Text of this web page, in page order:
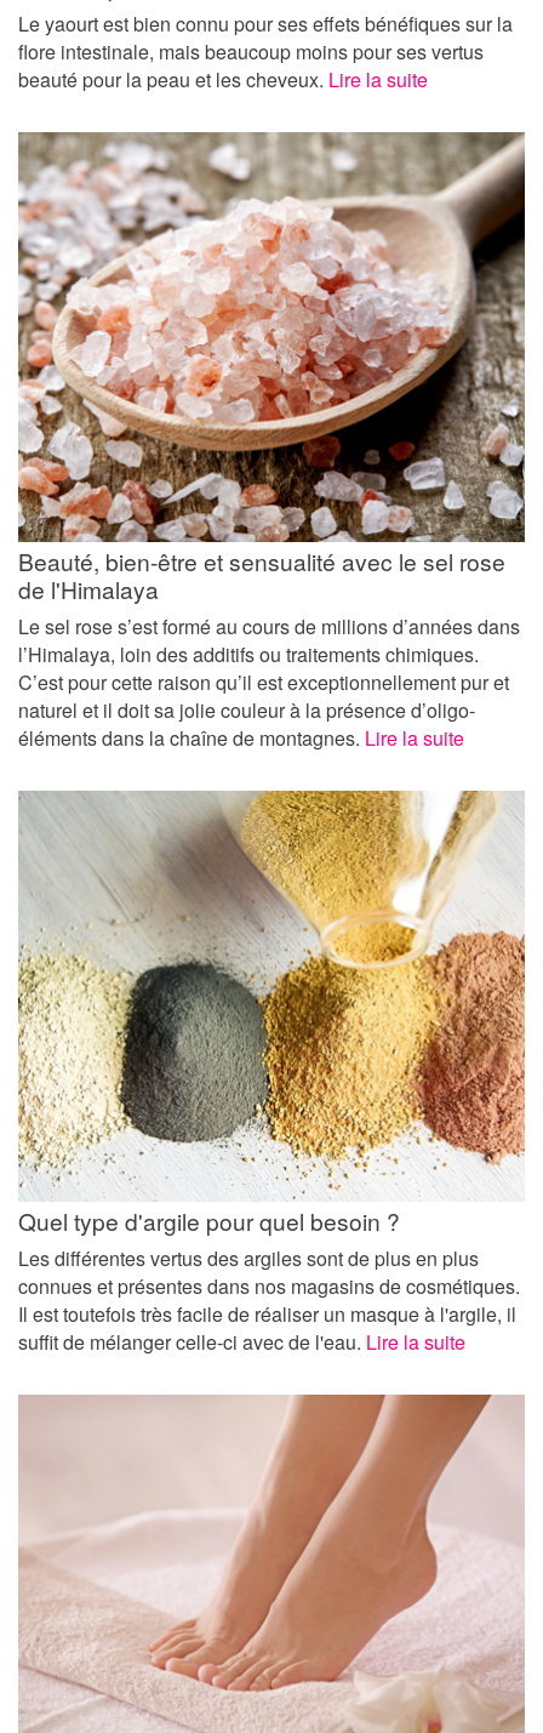
Le yaourt est bien connu pour ses effets bénéfiques sur la
flore intestinale, mais beaucoup moins pour ses vertus
beauté pour la peau et les cheveux. Lire la suite
Beauté, bien-être et sensualité avec le sel rose
de l'Himalaya
Le sel rose s’est formé au cours de millions d’années dans
l’Himalaya, loin des additifs ou traitements chimiques.
C’est pour cette raison qu’il est exceptionnellement pur et
naturel et il doit sa jolie couleur à la présence d’oligo-
éléments dans la chaîne de montagnes. Lire la suite
Quel type d'argile pour quel besoin ?
Les différentes vertus des argiles sont de plus en plus
connues et présentes dans nos magasins de cosmétiques.
Il est toutefois très facile de réaliser un masque à l'argile, il
suffit de mélanger celle-ci avec de l'eau. Lire la suite